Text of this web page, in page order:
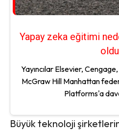
Yapay zeka eğitimi
oldu
Yayıncılar Elsevier,
McGraw Hill Manhattan
Platforms'a
Büyük teknoloji